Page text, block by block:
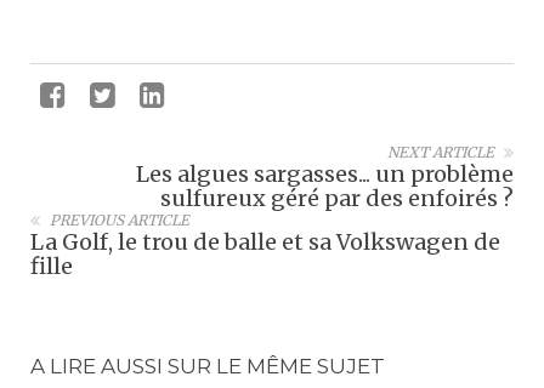
NEXT ARTICLE
Les algues sargasses... un problème
sulfureux géré par des enfoirés ?
PREVIOUS ARTICLE
La Golf, le trou de balle et sa Volkswagen de
fille
A LIRE AUSSI SUR LE MÊME SUJET